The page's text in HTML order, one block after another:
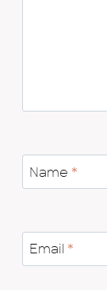
Name *
Email *